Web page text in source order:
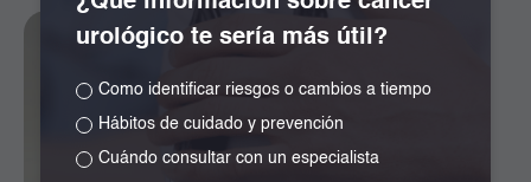
urológico te sería más útil?
Como identificar riesgos o cambios a tiempo
Hábitos de cuidado y prevención
Cuándo consultar con un especialista